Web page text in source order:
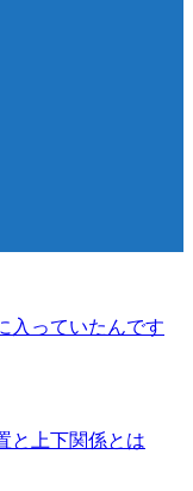
入っていたんです
と上下関係とは